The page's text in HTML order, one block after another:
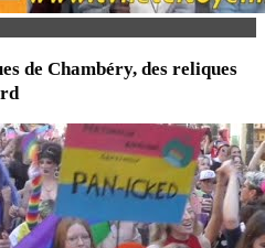
de Chambéry, des reliques